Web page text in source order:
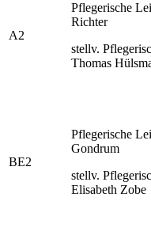
A2
Pflegerische
Richter
stellv.
Thomas
BE2
Pflegerische
Gondrum
stellv.
Elisabeth Zobe